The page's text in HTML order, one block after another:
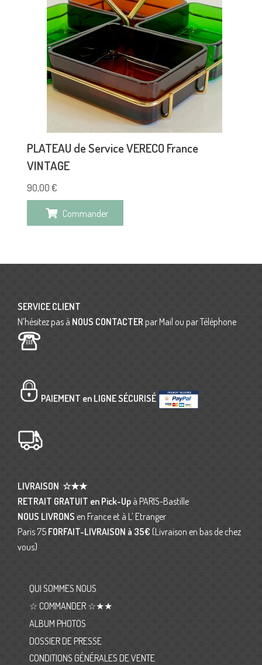
PLATEAU de Service VERECO France
VINTAGE
90,00 €
Commander
SERVICE CLIENT
N’hésitez pas à NOUS CONTACTER par Mail ou par Téléphone
PAIEMENT en LIGNE SÉCURISÉ
LIVRAISON ☆★★
RETRAIT GRATUIT en Pick-Up à PARIS-Bastille
NOUS LIVRONS en France et à L’ Etranger
Paris 75 FORFAIT-LIVRAISON à 35€ (Livraison en bas de chez
vous)
QUI SOMMES NOUS
☆ COMMANDER ☆★★
ALBUM PHOTOS
DOSSIER DE PRESSE
CONDITIONS GÉNÉRALES DE VENTE